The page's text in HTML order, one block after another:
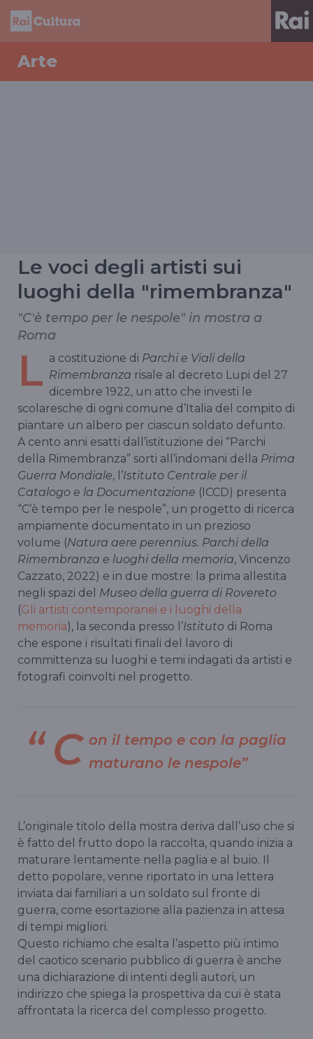
Arte
Le voci degli artisti sui
luoghi della "rimembranza"
"C'è tempo per le nespole" in mostra a
Roma
L a costituzione di Parchi e Viali della
Rimembranza risale al decreto Lupi del 27
dicembre 1922, un atto che investi le
scolaresche di ogni comune d’Italia del compito di
piantare un albero per ciascun soldato defunto.
A cento anni esatti dall’istituzione dei “Parchi
della Rimembranza” sorti all’indomani della Prima
Guerra Mondiale, l’Istituto Centrale per il
Catalogo e la Documentazione (ICCD) presenta
“C’è tempo per le nespole”, un progetto di ricerca
ampiamente documentato in un prezioso
volume (Natura aere perennius. Parchi della
Rimembranza e luoghi della memoria, Vincenzo
Cazzato, 2022) e in due mostre: la prima allestita
negli spazi del Museo della guerra di Rovereto
(Gli artisti contemporanei e i luoghi della
memoria), la seconda presso l’Istituto di Roma
che espone i risultati finali del lavoro di
committenza su luoghi e temi indagati da artisti e
fotografi coinvolti nel progetto.
C on il tempo e con la paglia
maturano le nespole”
L’originale titolo della mostra deriva dall’uso che si
è fatto del frutto dopo la raccolta, quando inizia a
maturare lentamente nella paglia e al buio. Il
detto popolare, venne riportato in una lettera
inviata dai familiari a un soldato sul fronte di
guerra, come esortazione alla pazienza in attesa
di tempi migliori.
Questo richiamo che esalta l’aspetto più intimo
del caotico scenario pubblico di guerra è anche
una dichiarazione di intenti degli autori, un
indirizzo che spiega la prospettiva da cui è stata
affrontata la ricerca del complesso progetto.